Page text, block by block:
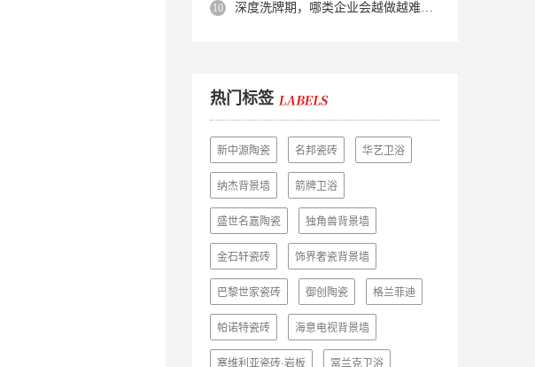
深度洗牌期，哪类企业会越做越难？哪类企业能逆势突围？
热门标签
新中源陶瓷 名邦瓷砖 华艺卫浴
纳杰背景墙 箭牌卫浴
盛世名嘉陶瓷 独角兽背景墙
金石轩瓷砖 饰界奢瓷背景墙
巴黎世家瓷砖 御创陶瓷 格兰菲迪
帕诺特瓷砖 海意电视背景墙
塞维利亚瓷砖·岩板 冨兰克卫浴